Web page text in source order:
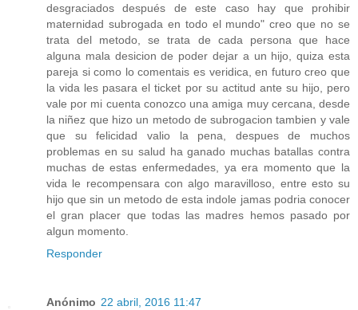
desgraciados después de este caso hay que prohibir
maternidad subrogada en todo el mundo" creo que no se
trata del metodo, se trata de cada persona que hace
alguna mala desicion de poder dejar a un hijo, quiza esta
pareja si como lo comentais es veridica, en futuro creo que
la vida les pasara el ticket por su actitud ante su hijo, pero
vale por mi cuenta conozco una amiga muy cercana, desde
la niñez que hizo un metodo de subrogacion tambien y vale
que su felicidad valio la pena, despues de muchos
problemas en su salud ha ganado muchas batallas contra
muchas de estas enfermedades, ya era momento que la
vida le recompensara con algo maravilloso, entre esto su
hijo que sin un metodo de esta indole jamas podria conocer
el gran placer que todas las madres hemos pasado por
algun momento.
Responder
Anónimo 22 abril, 2016 11:47